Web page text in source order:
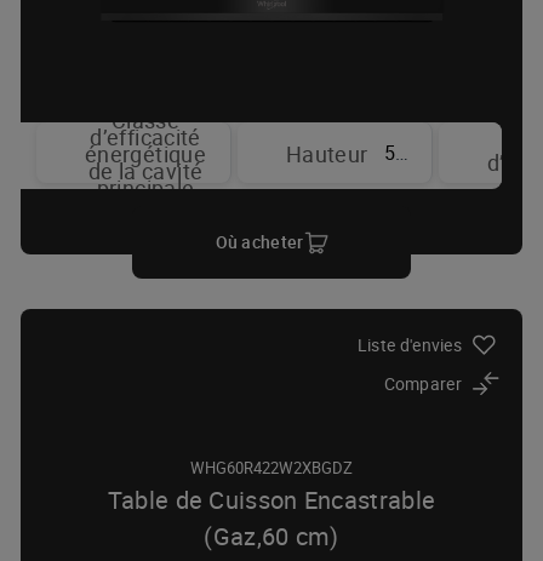
Classe
d’efficacité
énergétique
de la cavité
principale
Hauteur 59.5 cm
Où acheter
Liste d'envies
Comparer
WHG60R422W2XBGDZ
Table de Cuisson Encastrable
(Gaz,60 cm)